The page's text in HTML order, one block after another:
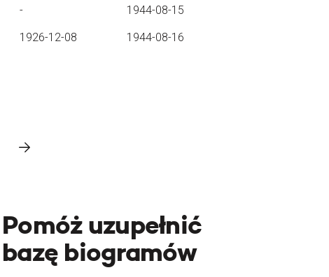
- 1944-08-15
1926-12-08 1944-08-16
Pomóż uzupełnić
bazę biogramów